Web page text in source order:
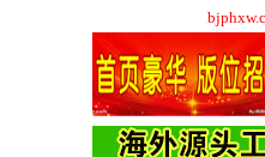
国保健品会销网）